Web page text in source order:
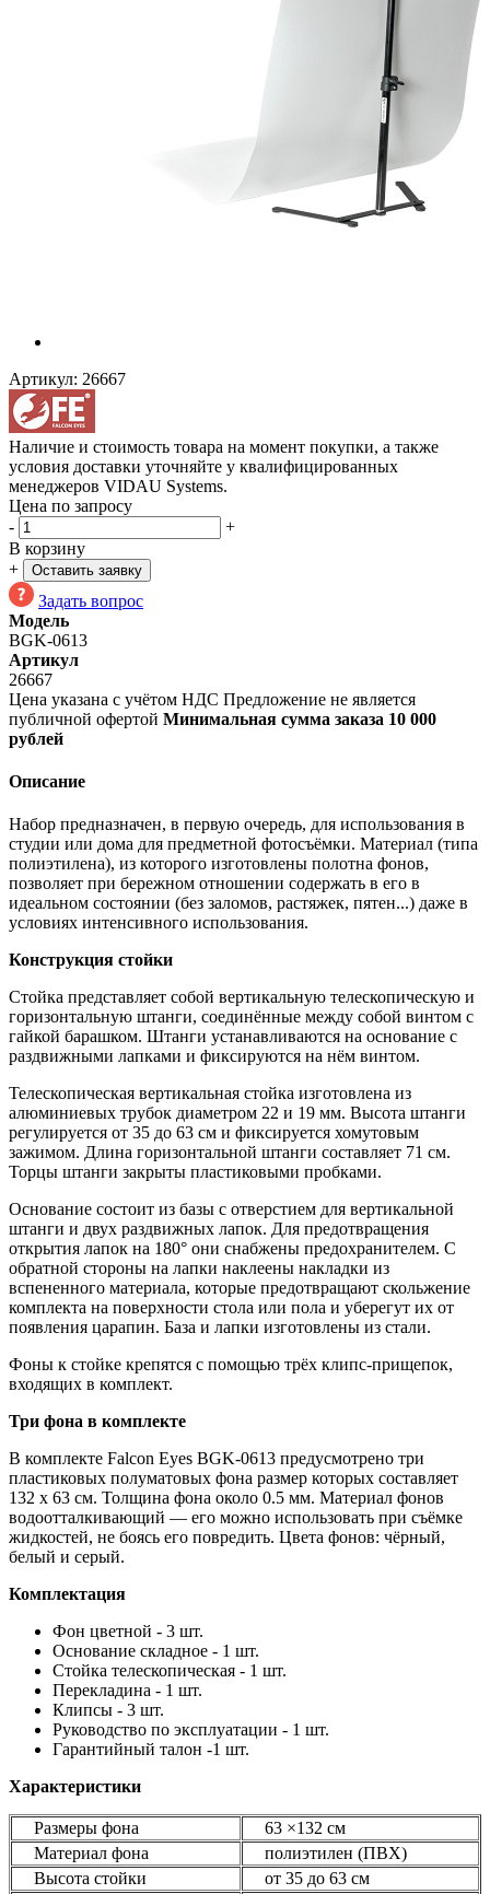
Артикул: 26667
Наличие и стоимость товара на момент покупки, а также
условия доставки уточняйте у квалифицированных
менеджеров VIDAU Systems.
Цена по запросу
-
+
В корзину
+
Оставить заявку
Задать вопрос
Модель
BGK-0613
Артикул
26667
Цена указана с учётом НДС Предложение не является
публичной офертой Минимальная сумма заказа 10 000
рублей
Описание
Набор предназначен, в первую очередь, для использования в
студии или дома для предметной фотосъёмки. Материал (типа
полиэтилена), из которого изготовлены полотна фонов,
позволяет при бережном отношении содержать в его в
идеальном состоянии (без заломов, растяжек, пятен...) даже в
условиях интенсивного использования.
Конструкция стойки
Стойка представляет собой вертикальную телескопическую и
горизонтальную штанги, соединённые между собой винтом с
гайкой барашком. Штанги устанавливаются на основание с
раздвижными лапками и фиксируются на нём винтом.
Телескопическая вертикальная стойка изготовлена из
алюминиевых трубок диаметром 22 и 19 мм. Высота штанги
регулируется от 35 до 63 см и фиксируется хомутовым
зажимом. Длина горизонтальной штанги составляет 71 см.
Торцы штанги закрыты пластиковыми пробками.
Основание состоит из базы с отверстием для вертикальной
штанги и двух раздвижных лапок. Для предотвращения
открытия лапок на 180° они снабжены предохранителем. С
обратной стороны на лапки наклеены накладки из
вспененного материала, которые предотвращают скольжение
комплекта на поверхности стола или пола и уберегут их от
появления царапин. База и лапки изготовлены из стали.
Фоны к стойке крепятся с помощью трёх клипс-прищепок,
входящих в комплект.
Три фона в комплекте
В комплекте Falcon Eyes BGK-0613 предусмотрено три
пластиковых полуматовых фона размер которых составляет
132 х 63 см. Толщина фона около 0.5 мм. Материал фонов
водоотталкивающий — его можно использовать при съёмке
жидкостей, не боясь его повредить. Цвета фонов: чёрный,
белый и серый.
Комплектация
Фон цветной - 3 шт.
Основание складное - 1 шт.
Стойка телескопическая - 1 шт.
Перекладина - 1 шт.
Клипсы - 3 шт.
Руководство по эксплуатации - 1 шт.
Гарантийный талон -1 шт.
Характеристики
Размеры фона
63 ×132 см
Материал фона
полиэтилен (ПВХ)
Высота стойки
от 35 до 63 см